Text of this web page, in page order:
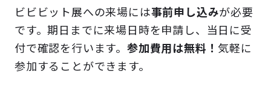
ビビビット展への来場には事前申し込みが必要
です。期日までに来場日時を申請し、当日に受
付で確認を行います。 参加費用は無料！ 気軽に
参加することができます。